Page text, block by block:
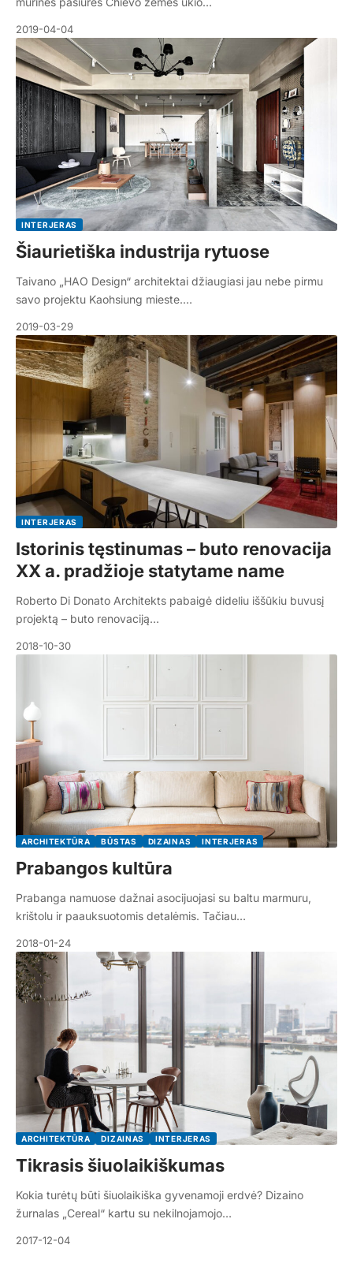
2019-04-04
INTERJERAS
Šiaurietiška industrija rytuose
Taivano „HAO Design“ architektai džiaugiasi jau nebe pirmu
savo projektu Kaohsiung mieste.…
2019-03-29
INTERJERAS
Istorinis tęstinumas – buto renovacija
XX a. pradžioje statytame name
Roberto Di Donato Architekts pabaigė dideliu iššūkiu buvusį
projektą – buto renovaciją…
2018-10-30
ARCHITEKTŪRA BŪSTAS DIZAINAS INTERJERAS
Prabangos kultūra
Prabanga namuose dažnai asocijuojasi su baltu marmuru,
krištolu ir paauksuotomis detalėmis. Tačiau…
2018-01-24
ARCHITEKTŪRA DIZAINAS INTERJERAS
Tikrasis šiuolaikiškumas
Kokia turėtų būti šiuolaikiška gyvenamoji erdvė? Dizaino
žurnalas „Cereal“ kartu su nekilnojamojo…
2017-12-04